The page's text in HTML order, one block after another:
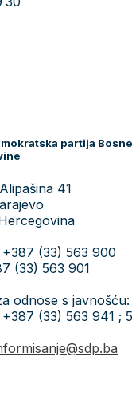
partija
41
(33) 563 900
(33) 563 901
odnose s javnošću:
(33) 563 941 ;